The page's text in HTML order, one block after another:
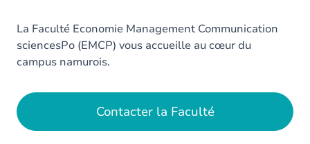
La Faculté Economie Management Communication
sciencesPo (EMCP) vous accueille au cœur du
campus namurois.
Contacter la Faculté